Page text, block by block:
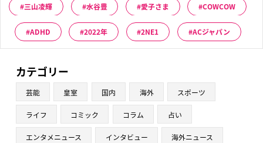
三山凌輝 水谷豊 愛子さま COWCOW
ADHD 2022年 2NE1 ACジャパン
カテゴリー
芸能 皇室 国内 海外 スポーツ
ライフ コミック コラム 占い
エンタメニュース インタビュー 海外ニュース